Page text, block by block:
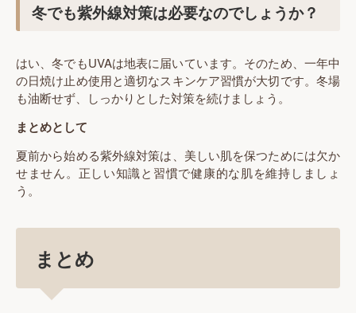
冬でも紫外線対策は必要なのでしょうか？
はい、冬でもUVAは地表に届いています。そのため、一年中
の日焼け止め使用と適切なスキンケア習慣が大切です。冬場
も油断せず、しっかりとした対策を続けましょう。
まとめとして
夏前から始める紫外線対策は、美しい肌を保つためには欠か
せません。正しい知識と習慣で健康的な肌を維持しましょ
う。
まとめ